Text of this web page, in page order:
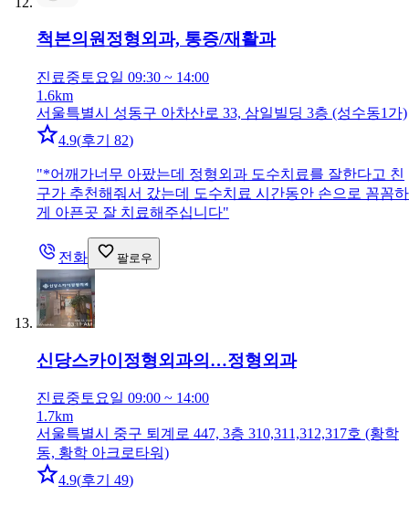
척본의원정형외과, 통증/재활과
진료중 토요일 09:30 ~ 14:00
1.6km
서울특별시 성동구 아차산로 33, 삼일빌딩 3층 (성수동1가)
4.9(후기 82)
"*어깨가너무 아팠는데 정형외과 도수치료를 잘한다고 친
구가 추천해줘서 갔는데 도수치료 시간동안 손으로 꼼꼼하
게 아픈곳 잘 치료해주십니다"
전화 팔로우
신당스카이정형외과의…정형외과
진료중 토요일 09:00 ~ 14:00
1.7km
서울특별시 중구 퇴계로 447, 3층 310,311,312,317호 (황학
동, 황학 아크로타워)
4.9(후기 49)